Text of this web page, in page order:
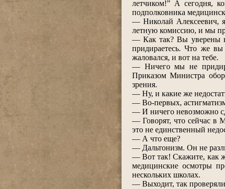
летчиком!” А сегодня,
подполковника
― Николай Алексеевич,
летную комиссию, и мы
― Как так? Вы уверены
придираетесь. Что же
жаловался, и вот на тебе.
― Ничего мы не
Приказом Министра
зрения.
― Ну, и какие же
― Во-первых,
― И ничего невозможно
― Говорят, что сейчас в
это не единственный
― А что еще?
― Дальтонизм. Он не
― Вот так! Скажите, как
медицинские осмотры
нескольких школах.
― Выходит, так